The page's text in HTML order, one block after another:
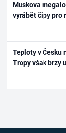
Muskova
vyrábět čipy pro
Teploty v Česku
Tropy však brzy